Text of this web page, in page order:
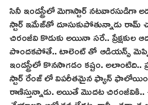
సినీ ఇండస్ట్రీలో మెగాస్టార్ న‌ట‌వార‌సుడిగా
స్టార్ ఇమేజ్‌తో దూసుకుపోతున్నాడు రామ్
చిరంజీవి కొడుకు అయినా సరే.. ప్రేక్షకుల
పొందకపోతే.. టాలెంట్ తో ఆడియన్స్
ఇండస్ట్రీలో కొనసాగడం కష్టం. అలాంటిది..
స్టార్ రేంజ్ లో విపరీతమైన ఫ్యాన్
రాణిస్తున్నాడు. అయితే మొదట